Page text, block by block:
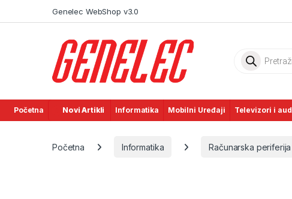
Genelec WebShop v3.0
Products
Početna Novi Artikli Informatika Mobilni Uređaji Televizori i
Početna Informatika Računarska periferija